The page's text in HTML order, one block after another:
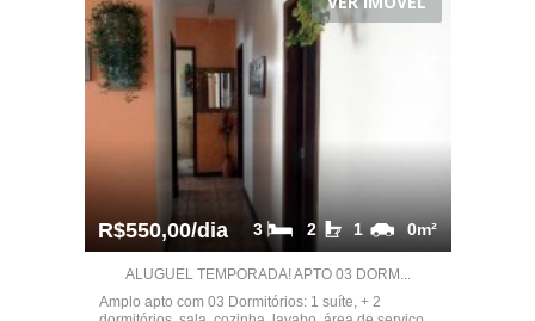
R$550,00/dia 0m²
1
2
3
ALUGUEL TEMPORADA! APTO 03 DORM...
Amplo apto com 03 Dormitórios: 1 suíte, + 2